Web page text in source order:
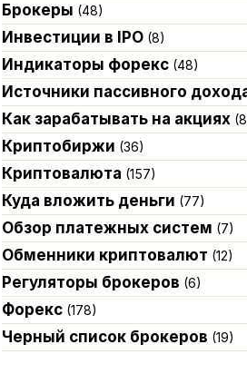
Брокеры (48)
Инвестиции в IPO(8)
Индикаторы форекс(48)
Источники пассивного
Как зарабатывать на акциях
Криптобиржи (36)
Криптовалюта (157)
Куда вложить деньги (77)
Обзор платежных систем (7)
Обменники криптовалют (12)
Регуляторы брокеров (6)
Форекс(178)
Черный список брокеров (19)